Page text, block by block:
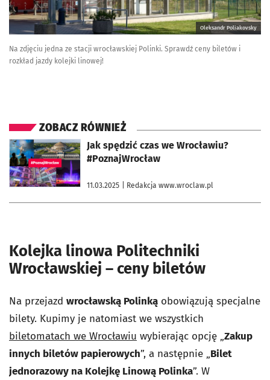
Oleksandr Poliakovsky
Na zdjęciu jedna ze stacji wrocławskiej Polinki. Sprawdź ceny biletów i
rozkład jazdy kolejki linowej!
ZOBACZ RÓWNIEŻ
Jak spędzić czas we Wrocławiu?
#PoznajWrocław
11.03.2025 | Redakcja www.wroclaw.pl
otworzy się w nowej karcie
Kolejka linowa Politechniki
Wrocławskiej – ceny biletów
Na przejazd wrocławską Polinką obowiązują specjalne
bilety. Kupimy je natomiast we wszystkich
biletomatach we Wrocławiu wybierając opcję „Zakup
innych biletów papierowych”, a następnie „Bilet
jednorazowy na Kolejkę Linową Polinka”. W